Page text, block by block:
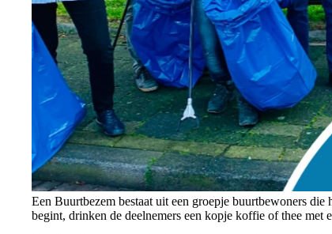
Een Buurtbezem bestaat uit een groepje buurtbewoners
begint, drinken de deelnemers een kopje koffie of thee met